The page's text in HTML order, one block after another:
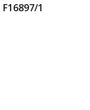
F16897/1